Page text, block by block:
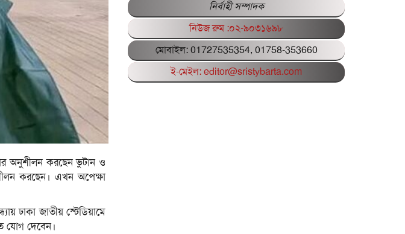
অনুশীলন করছেন ভুটান ও
করছেন। এখন অপেক্ষা
ঢাকা জাতীয় স্টেডিয়ামে
যোগ দেবেন।
নির্বাহী সম্পাদক
নিউজ রুম :০২-৯০৩১৬৯৮
মোবাইল: 01727535354, 01758-353660
ই-মেইল: editor@sristybarta.com